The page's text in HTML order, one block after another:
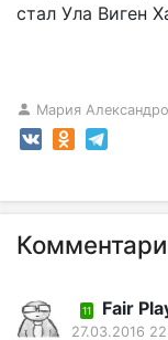
стал Ула Виген
Мария
11 Fair
27.03.2016